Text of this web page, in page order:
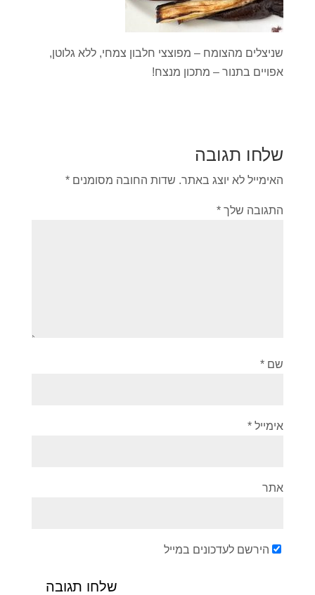
שניצלים מהצומח – מפוצצי חלבון צמחי, ללא גלוטן,
אפויים בתנור – מתכון מנצח!
שלחו תגובה
האימייל לא יוצג באתר. שדות החובה מסומנים *
התגובה שלך *
שם *
אימייל *
אתר
הירשם לעדכונים במייל